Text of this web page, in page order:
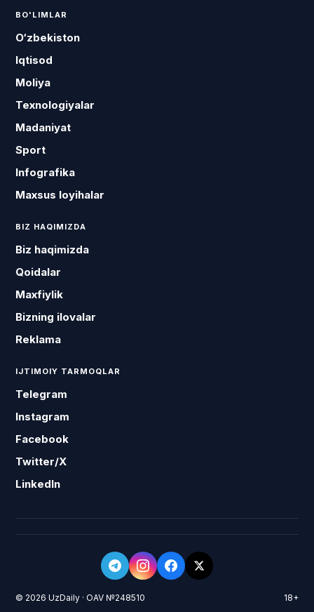
BO'LIMLAR
O‘zbekiston
Iqtisod
Moliya
Texnologiyalar
Madaniyat
Sport
Infografika
Maxsus loyihalar
BIZ HAQIMIZDA
Biz haqimizda
Qoidalar
Maxfiylik
Bizning ilovalar
Reklama
IJTIMOIY TARMOQLAR
Telegram
Instagram
Facebook
Twitter/X
LinkedIn
© 2026 UzDaily · OAV №248510 18+